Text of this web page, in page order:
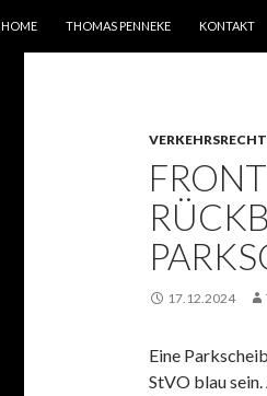
HOME
THOMAS PENNEKE KONTAKT
VERKEHRSRECHT
17.12.2024
Eine
StVO blau